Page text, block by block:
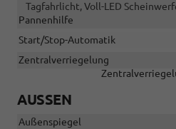
Tagfahrlicht, Voll-LED
Pannenhilfe
Start/Stop-Automatik
Zentralverriegelung
AUSSEN
Außenspiegel